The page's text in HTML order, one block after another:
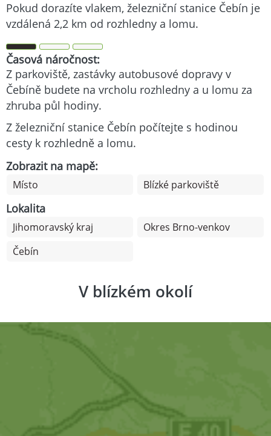
Pokud dorazíte vlakem, železniční stanice Čebín je
vzdálená 2,2 km od rozhledny a lomu.
Časová náročnost:
Z parkoviště, zastávky autobusové dopravy v
Čebíně budete na vrcholu rozhledny a u lomu za
zhruba půl hodiny.
Z železniční stanice Čebín počítejte s hodinou
cesty k rozhledně a lomu.
Zobrazit na mapě:
Místo Blízké parkoviště
Lokalita
Jihomoravský kraj
Okres Brno-venkov
Čebín
V blízkém okolí